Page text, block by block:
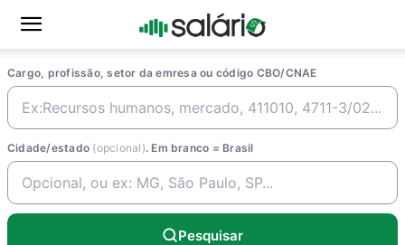
Cargo, profissão, setor da emresa ou código CBO/CNAE
Cidade/estado (opcional). Em branco = Brasil
Pesquisar